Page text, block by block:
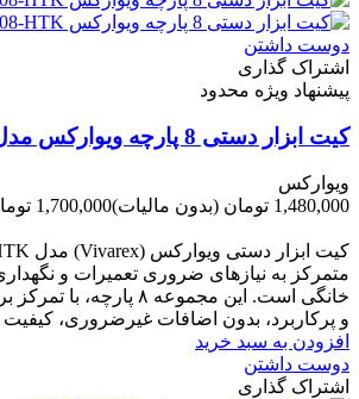
دوست داشتن
اشتراک گذاری
پیشنهاد ویژه محدود
کیت ابزار دستی 8 پارچه ویوارکس مدل VR0008-HTK
ویوارکس
1,480,000 تومان
(بدون مالیات)1,700,000 تومان
متمرکز به نیازهای ضروری تعمیرات و
خانگی است. این مجموعه ۸
و پرکاربرد، بدون اضافات غیرضروری، کیفیت
افزودن به سبد خرید
دوست داشتن
اشتراک گذاری